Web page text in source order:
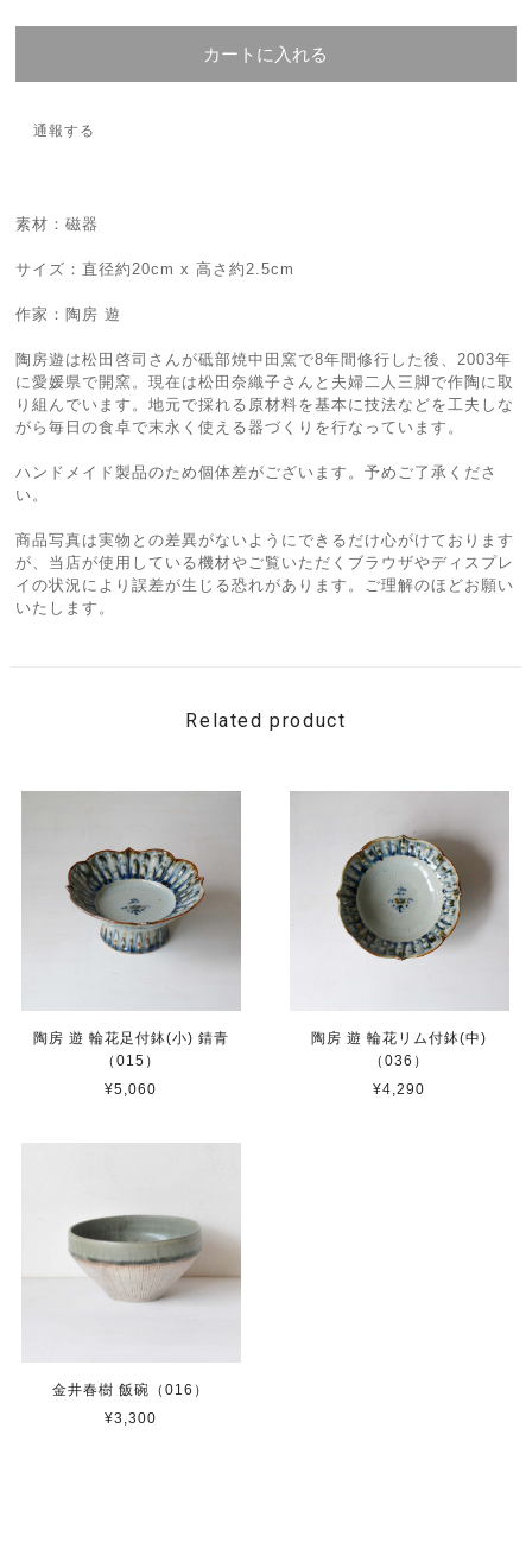
カートに入れる
通報する
素材：磁器
サイズ：直径約20cm x 高さ約2.5cm
作家：陶房 遊
陶房遊は松田啓司さんが砥部焼中田窯で8年間修行した後、2003年
に愛媛県で開窯。現在は松田奈織子さんと夫婦二人三脚で作陶に取
り組んでいます。地元で採れる原材料を基本に技法などを工夫しな
がら毎日の食卓で末永く使える器づくりを行なっています。
ハンドメイド製品のため個体差がございます。予めご了承くださ
い。
商品写真は実物との差異がないようにできるだけ心がけております
が、当店が使用している機材やご覧いただくブラウザやディスプレ
イの状況により誤差が生じる恐れがあります。ご理解のほどお願い
いたします。
Related product
陶房 遊 輪花足付鉢(小) 錆青
（015）
¥5,060
陶房 遊 輪花リム付鉢(中)
（036）
¥4,290
金井春樹 飯碗（016）
¥3,300